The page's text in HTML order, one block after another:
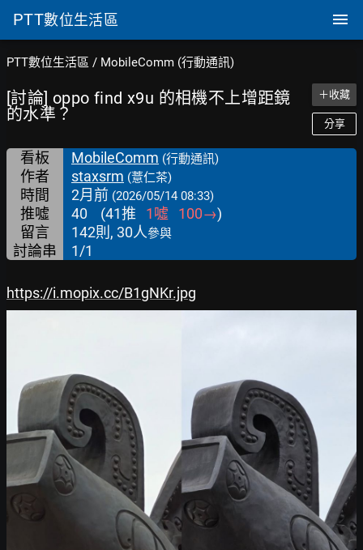
PTT數位生活區
PTT數位生活區 / MobileComm (行動通訊)
[討論] oppo find x9u 的相機不上增距鏡
的水準？
＋收藏
分享
看板 MobileComm (行動通訊)
作者 staxsrm (薏仁茶)
時間 2月前 (2026/05/14 08:33)
推噓 40 (41推 1噓 100→)
留言
142則, 30人參與
討論串 1/1
https://i.mopix.cc/B1gNKr.jpg